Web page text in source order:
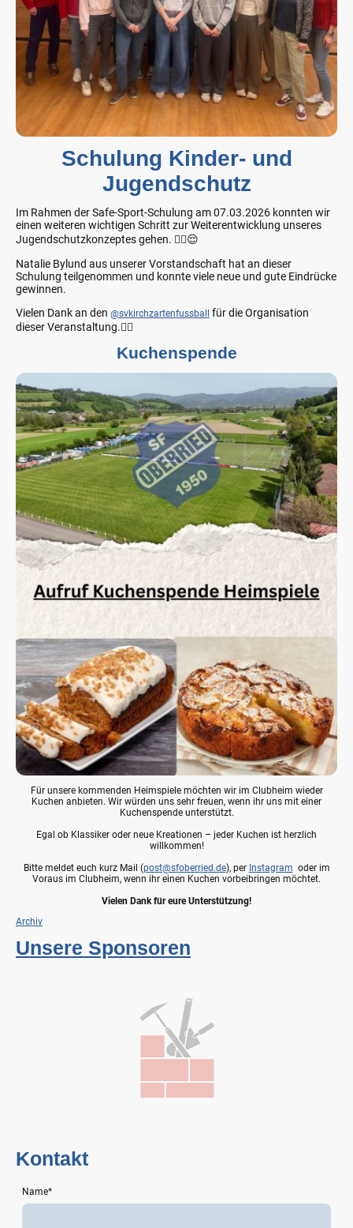
Unsere Sponsoren
Kontakt
Name*
Kuchenspende
Für unsere kommenden Heimspiele möchten wir im Clubheim wieder
Kuchen anbieten. Wir würden uns sehr freuen, wenn ihr uns mit einer
Kuchenspende unterstützt.
Egal ob Klassiker oder neue Kreationen – jeder Kuchen ist herzlich
willkommen!
Bitte meldet euch kurz Mail (post@sfoberried.de), per Instagram oder im
Voraus im Clubheim, wenn ihr einen Kuchen vorbeibringen möchtet.
Vielen Dank für eure Unterstützung!
Archiv
Schulung Kinder- und
Jugendschutz
Im Rahmen der Safe-Sport-Schulung am 07.03.2026 konnten wir
einen weiteren wichtigen Schritt zur Weiterentwicklung unseres
Jugendschutzkonzeptes gehen. ☝🏼😌
Natalie Bylund aus unserer Vorstandschaft hat an dieser
Schulung teilgenommen und konnte viele neue und gute Eindrücke
gewinnen.
Vielen Dank an den @svkirchzartenfussball
für die Organisation
dieser Veranstaltung.👍🏼